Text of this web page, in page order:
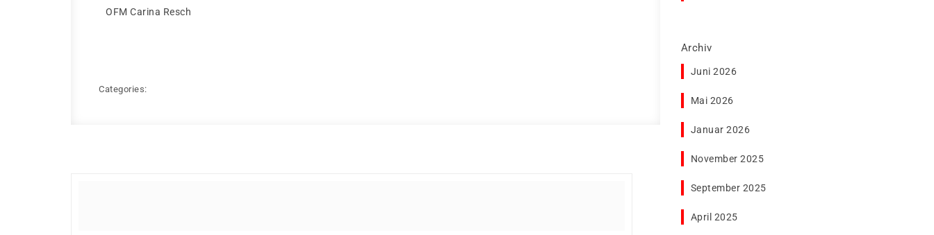
OFM Carina Resch
Categories:
Archiv
Juni 2026
Mai 2026
Januar 2026
November 2025
September 2025
April 2025